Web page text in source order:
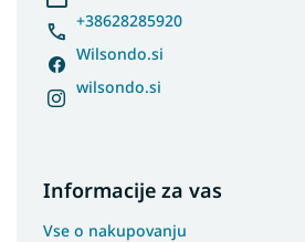
+38628285920
Wilsondo.si
wilsondo.si
Informacije za vas
Vse o nakupovanju